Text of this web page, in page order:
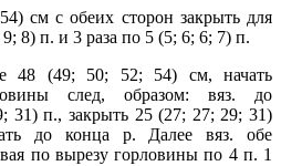
см с обеих сторон закрыть для
8) п. и 3 раза по 5 (5; 6; 6; 7) п.
48 (49; 50; 52; 54) см, начать
след, образом: вяз. до
31) п., закрыть 25 (27; 27; 29; 31)
до конца р. Далее вяз. обе
по вырезу горловины по 4 п. 1